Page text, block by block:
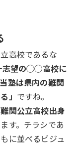
高校であるな
志望の◯◯高校に
塾は県内の難関
」 ですね。
関公立高校出身
す。チラシであ
に並べるビジュ